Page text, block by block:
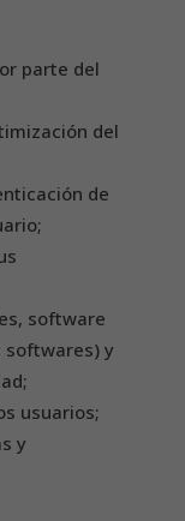
parte del
del
de
software
softwares) y
usuarios;
y